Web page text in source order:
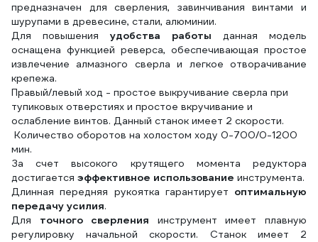
предназначен для сверления, завинчивания винтами и
шурупами в древесине, стали, алюминии.
Для повышения удобства работы данная модель
оснащена функцией реверса, обеспечивающая простое
извлечение алмазного сверла и легкое отворачивание
крепежа.
Правый/левый ход - простое выкручивание сверла при
тупиковых отверстиях и простое вкручивание и
ослабление винтов. Данный станок имеет 2 скорости.
Количество оборотов на холостом ходу 0-700/0-1200
мин.
За счет высокого крутящего момента редуктора
достигается эффективное использование инструмента.
Длинная передняя рукоятка гарантирует оптимальную
передачу усилия.
Для точного сверления инструмент имеет плавную
регулировку начальной скорости. Станок имеет 2